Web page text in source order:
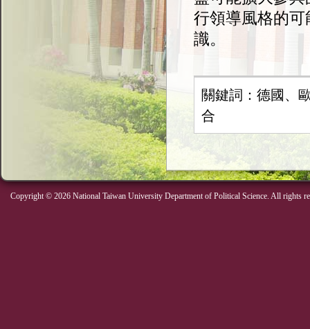
行領導風格的
識。
關鍵詞：德國、
合
Copyright © 2026 National Taiwan University Department of Political Science. All rights